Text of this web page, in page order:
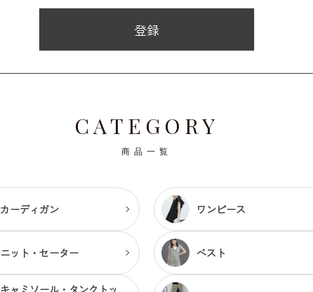
登録
CATEGORY
商品一覧
カーディガン ワンピース
ニット・セーター ベスト
キャミソール・ タンクトッ